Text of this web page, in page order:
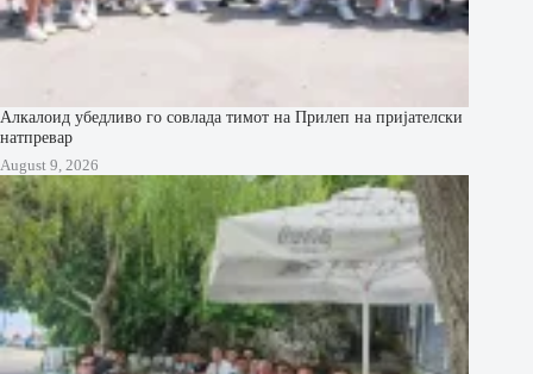
Алкалоид убедливо го совлада тимот на Прилеп на пријателски
натпревар
August 9, 2026